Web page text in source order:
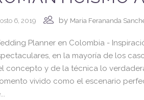
6, 2019 by Maria Ferananda
Planner en Colombia -
en la mayoría de los
concepto y de la técnica lo
vivido como el escenario
han imaginado?
sobre su historia, sus ideas y las
que desean crear. A través de
planeación personalizada,
su visión en una celebración